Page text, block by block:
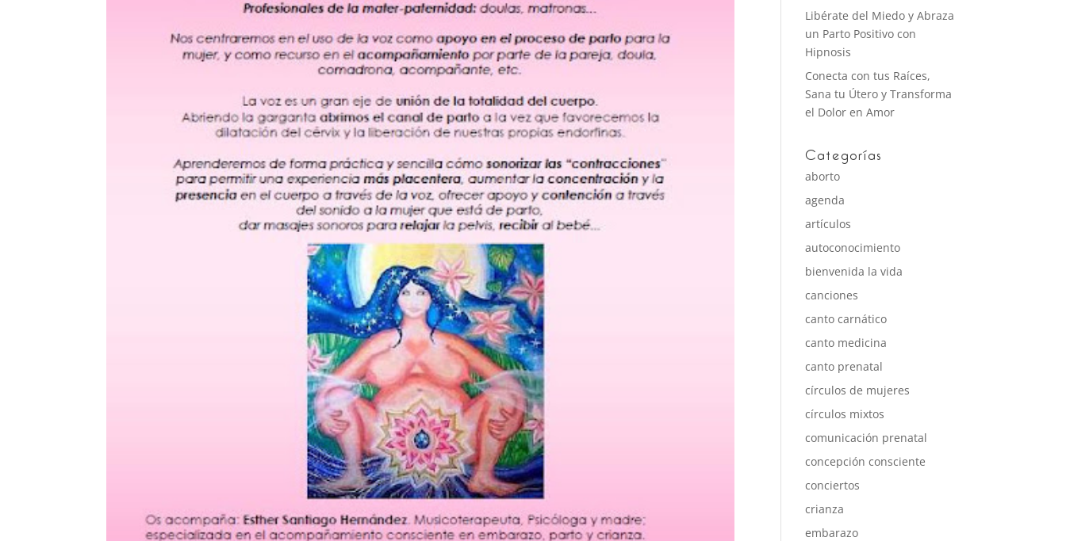
Libérate del Miedo y Abraza
un Parto Positivo con
Hipnosis
Conecta con tus Raíces,
Sana tu Útero y Transforma
el Dolor en Amor
Categorías
aborto
agenda
artículos
autoconocimiento
bienvenida la vida
canciones
canto carnático
canto medicina
canto prenatal
círculos de mujeres
círculos mixtos
comunicación prenatal
concepción consciente
conciertos
crianza
embarazo